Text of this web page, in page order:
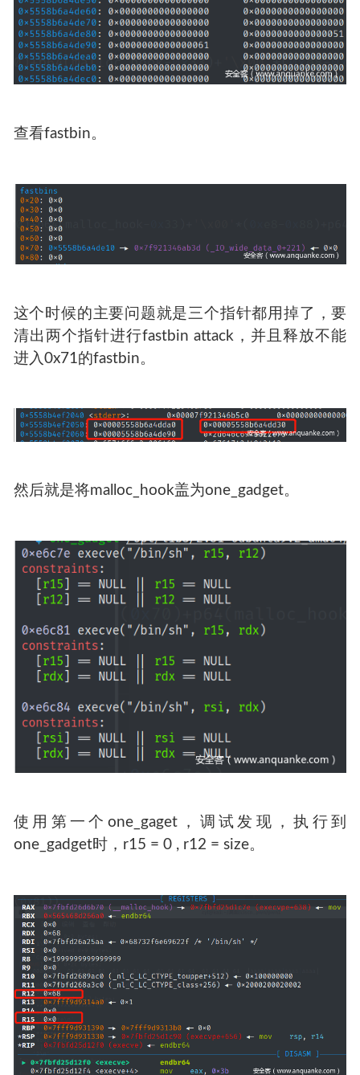
查看fastbin。
这个时候的主要问题就是三个指针都用掉了，要
清出两个指针进行fastbin attack，并且释放不能
进入0x71的fastbin。
然后就是将malloc_hook盖为one_gadget。
使用第一个one_gaget，调试发现，执行到
one_gadget时，r15 = 0 , r12 = size。